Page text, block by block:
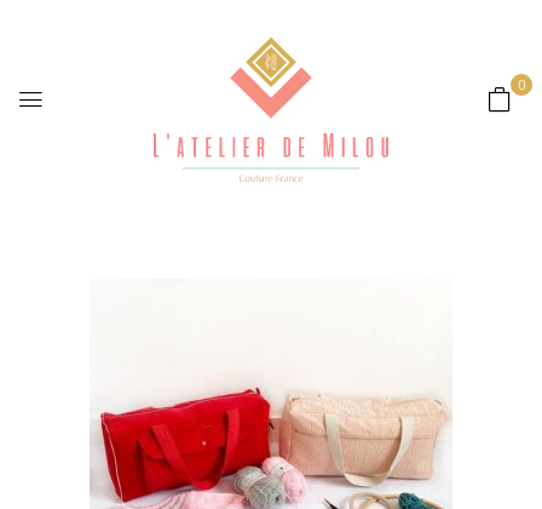
0
Carousel_large_featured_image_34
427fd8